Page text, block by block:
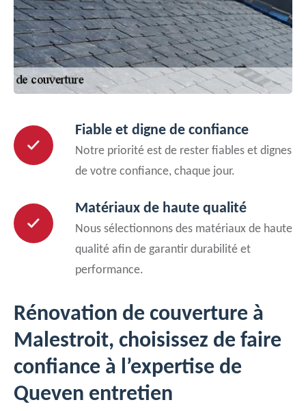
Fiable et digne de confiance
Notre priorité est de rester fiables et dignes
de votre confiance, chaque jour.
Matériaux de haute qualité
Nous sélectionnons des matériaux de haute
qualité afin de garantir durabilité et
performance.
Rénovation de couverture à
Malestroit, choisissez de faire
confiance à l’expertise de
Queven entretien